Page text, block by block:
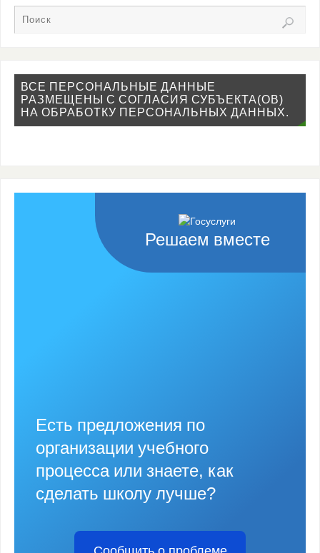
ВСЕ ПЕРСОНАЛЬНЫЕ ДАННЫЕ
РАЗМЕЩЕНЫ С СОГЛАСИЯ СУБЪЕКТА(ОВ)
НА ОБРАБОТКУ ПЕРСОНАЛЬНЫХ ДАННЫХ.
Решаем вместе
Есть предложения по
организации учебного
процесса или знаете, как
сделать школу лучше?